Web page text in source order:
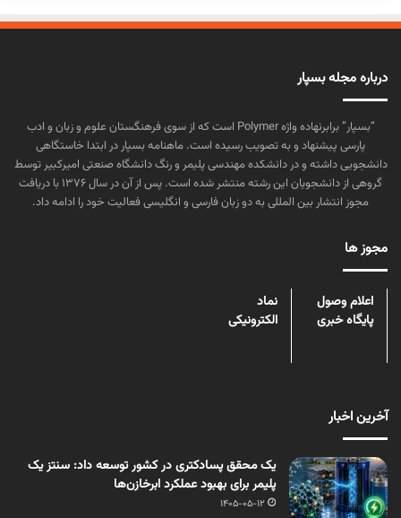
درباره مجله بسپار
“بسپار” برابرنهاده واژه Polymer است که از سوی فرهنگستان علوم و زبان و ادب
پارسی پیشنهاد و به تصویب رسیده است. ماهنامه بسپار در ابتدا خاستگاهی
دانشجویی داشته و در دانشکده مهندسی پلیمر و رنگ دانشگاه صنعتی امیرکبیر توسط
گروهی از دانشجویان این رشته منتشر شده است. پس از آن در سال ۱۳۷۶ با دریافت
مجوز انتشار بین المللی به دو زبان فارسی و انگلیسی فعالیت خود را ادامه داد.
مجوز ها
اعلام وصول
پایگاه خبری
نماد
الکترونیکی
آخرین اخبار
یک محقق پسادکتری در کشور توسعه داد: سنتز یک
پلیمر برای بهبود عملکرد ابرخازن‌ها
1405-05-12